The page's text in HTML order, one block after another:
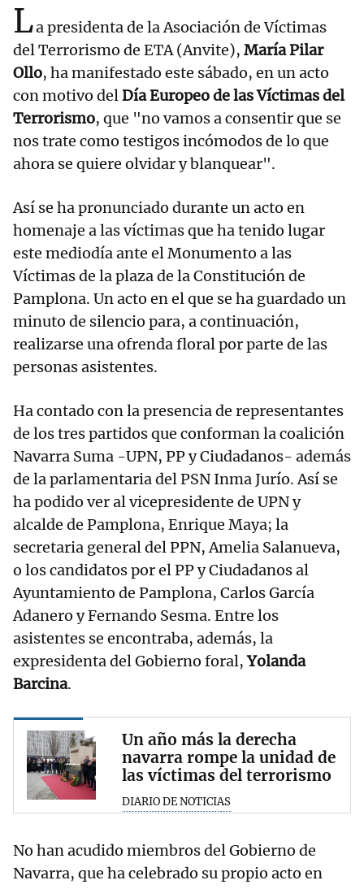
La presidenta de la Asociación de Víctimas
del Terrorismo de ETA (Anvite), María Pilar
Ollo, ha manifestado este sábado, en un acto
con motivo delDía Europeo de las Víctimas del
Terrorismo, que "no vamos a consentir que se
nos trate como testigos incómodos de lo que
ahora se quiere olvidar y blanquear".
Así se ha pronunciado durante un acto en
homenaje a las víctimas que ha tenido lugar
este mediodía ante el Monumento a las
Víctimas de la plaza de la Constitución de
Pamplona. Un acto en el que se ha guardado un
minuto de silencio para, a continuación,
realizarse una ofrenda floral por parte de las
personas asistentes.
Ha contado con la presencia de representantes
de los tres partidos que conforman la coalición
Navarra Suma -UPN, PP y Ciudadanos- además
de la parlamentaria del PSN Inma Jurío. Así se
ha podido ver al vicepresidente de UPN y
alcalde de Pamplona, Enrique Maya; la
secretaria general del PPN, Amelia Salanueva,
o los candidatos por el PP y Ciudadanos al
Ayuntamiento de Pamplona, Carlos García
Adanero y Fernando Sesma. Entre los
asistentes se encontraba, además, la
expresidenta del Gobierno foral,Yolanda
Barcina.
Un año más la derecha
navarra rompe la unidad de
las víctimas del terrorismo
DIARIO DE NOTICIAS
No han acudido miembros del Gobierno de
Navarra, que ha celebrado su propio acto en